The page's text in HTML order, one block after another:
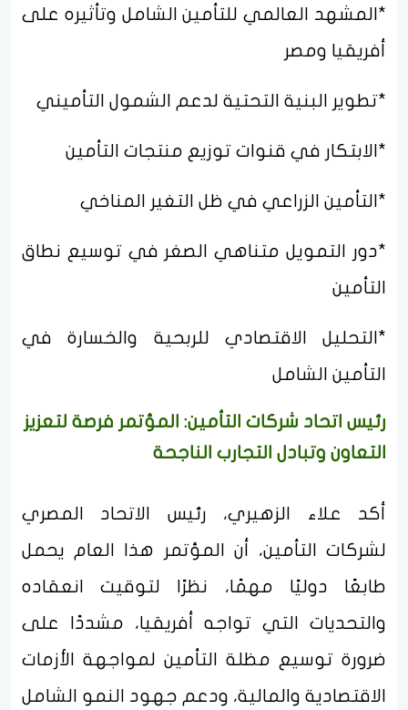
*المشهد العالمي للتأمين الشامل وتأثيره على
أفريقيا ومصر
*تطوير البنية التحتية لدعم الشمول التأميني
*الابتكار في قنوات توزيع منتجات التأمين
*التأمين الزراعي في ظل التغير المناخي
*دور التمويل متناهي الصغر في توسيع نطاق
التأمين
*التحليل الاقتصادي للربحية والخسارة في
التأمين الشامل
رئيس اتحاد شركات التأمين: المؤتمر فرصة لتعزيز
التعاون وتبادل التجارب الناجحة
أكد علاء الزهيري، رئيس الاتحاد المصري
لشركات التأمين، أن المؤتمر هذا العام يحمل
طابعًا دوليًا مهمًا، نظرًا لتوقيت انعقاده
والتحديات التي تواجه أفريقيا، مشددًا على
ضرورة توسيع مظلة التأمين لمواجهة الأزمات
الاقتصادية والمالية، ودعم جهود النمو الشامل